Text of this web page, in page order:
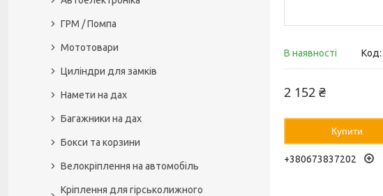
В наявності Код:
2 152 ₴
Купити
+380673837202
ГРМ / Помпа
Мототовари
Циліндри для замків
Намети на дах
Багажники на дах
Бокси та корзини
Велокріплення на автомобіль
Кріплення для гірськолижного